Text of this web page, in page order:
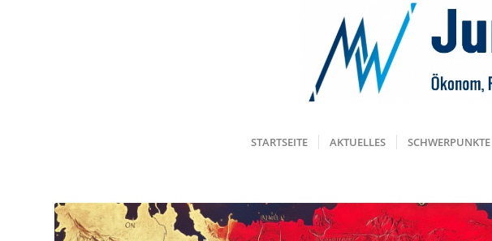
STARTSEITE AKTUELLES SCHWERPUNKTE